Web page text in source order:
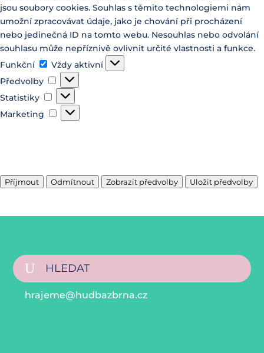
jsou soubory cookies. Souhlas s těmito technologiemi nám
umožní zpracovávat údaje, jako je chování při procházení
nebo jedinečná ID na tomto webu. Nesouhlas nebo odvolání
souhlasu může nepříznivě ovlivnit určité vlastnosti a funkce.
Funkční
Funkční
Vždy aktivní
Předvolby
Předvolby
Statistiky
Statistiky
Marketing
Marketing
Příjmout Odmítnout Zobrazit předvolby Uložit předvolby
hrajeme@hudbazbrna.cz